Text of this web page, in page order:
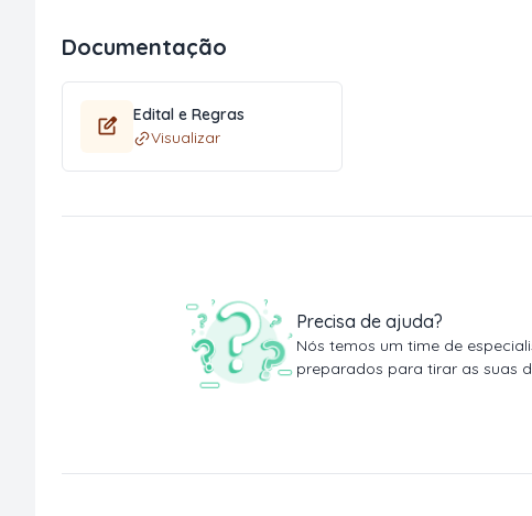
Documentação
Edital e Regras
Visualizar
Precisa de ajuda?
Nós temos um time de
preparados para tirar as suas